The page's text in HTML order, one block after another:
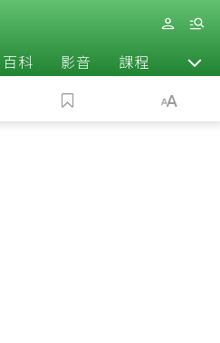
百科 影音 課程 退休